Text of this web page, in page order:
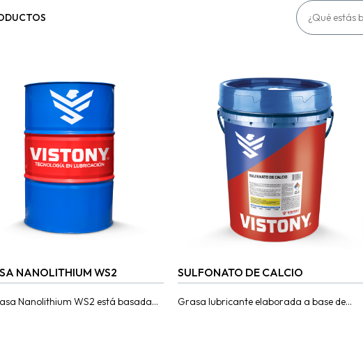
NANOLITHIUM WS2
Nanolithium WS2 está basada
SULFONATO DE CALCIO
Grasa lubricante elaborada a base de